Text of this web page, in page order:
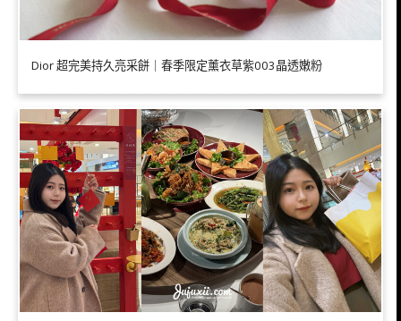
Dior 超完美持久亮采餅｜春季限定薰衣草紫003晶透嫩粉